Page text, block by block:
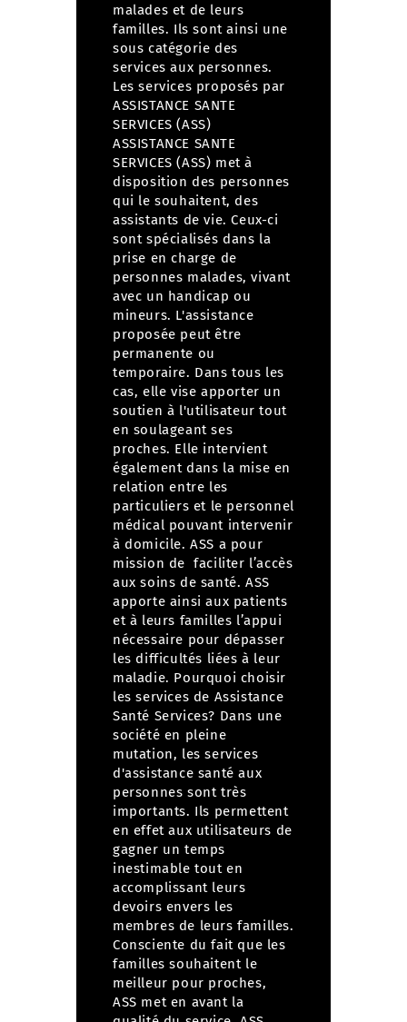
malades et de leurs
familles. Ils sont ainsi une
sous catégorie des
services aux personnes.
Les services proposés par
ASSISTANCE SANTE
SERVICES (ASS)
ASSISTANCE SANTE
SERVICES (ASS) met à
disposition des personnes
qui le souhaitent, des
assistants de vie. Ceux-ci
sont spécialisés dans la
prise en charge de
personnes malades, vivant
avec un handicap ou
mineurs. L'assistance
proposée peut être
permanente ou
temporaire. Dans tous les
cas, elle vise apporter un
soutien à l'utilisateur tout
en soulageant ses
proches. Elle intervient
également dans la mise en
relation entre les
particuliers et le personnel
médical pouvant intervenir
à domicile. ASS a pour
mission de faciliter l’accès
aux soins de santé. ASS
apporte ainsi aux patients
et à leurs familles l’appui
nécessaire pour dépasser
les difficultés liées à leur
maladie. Pourquoi choisir
les services de Assistance
Santé Services? Dans une
société en pleine
mutation, les services
d'assistance santé aux
personnes sont très
importants. Ils permettent
en effet aux utilisateurs de
gagner un temps
inestimable tout en
accomplissant leurs
devoirs envers les
membres de leurs familles.
Consciente du fait que les
familles souhaitent le
meilleur pour proches,
ASS met en avant la